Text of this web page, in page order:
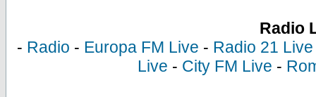
Radio
- Radio - Europa FM Live - Radio 21 Live
Live - City FM Live -